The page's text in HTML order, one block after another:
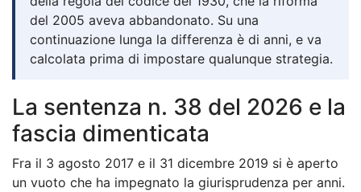
del 2005 aveva abbandonato. Su una
continuazione lunga la differenza è di anni, e va
calcolata prima di impostare qualunque strategia.
La sentenza n. 38 del 2026 e la
fascia dimenticata
Fra il 3 agosto 2017 e il 31 dicembre 2019 si è aperto
un vuoto che ha impegnato la giurisprudenza per anni.